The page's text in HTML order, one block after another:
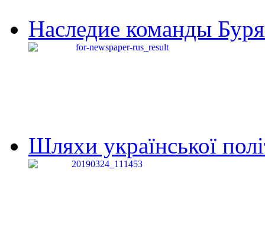
Наследие команды
Шляхи української